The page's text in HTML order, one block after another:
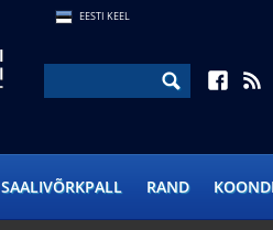
EESTI KEEL
SAALIVÕRKPALL RAND